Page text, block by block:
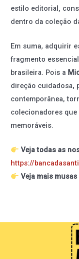
estilo editorial,
dentro da coleção
Em suma, adquirir
fragmento
brasileira. Pois a
direção cuidadosa,
contemporânea,
colecionadores
memoráveis.
Veja todas as
https://
Veja mais